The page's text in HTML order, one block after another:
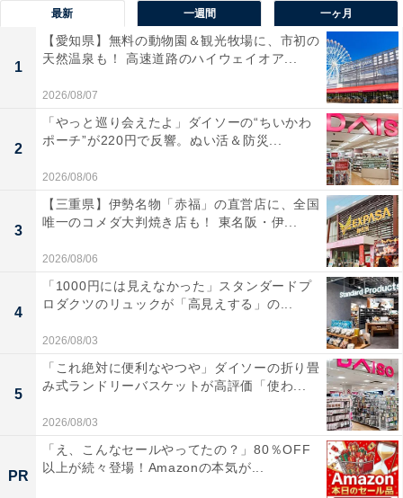
最新 一週間 一ヶ月
1
【愛知県】無料の動物園＆観光牧場に、市初の
天然温泉も！ 高速道路のハイウェイオア...
2026/08/07
2
「やっと巡り会えたよ」ダイソーの“ちいかわ
ポーチ”が220円で反響。ぬい活＆防災...
2026/08/06
3
【三重県】伊勢名物「赤福」の直営店に、全国
唯一のコメダ大判焼き店も！ 東名阪・伊...
2026/08/06
4
「1000円には見えなかった」スタンダードプ
ロダクツのリュックが「高見えする」の...
2026/08/03
5
「これ絶対に便利なやつや」ダイソーの折り畳
み式ランドリーバスケットが高評価「使わ...
2026/08/03
PR
「え、こんなセールやってたの？」80％OFF
以上が続々登場！Amazonの本気が...